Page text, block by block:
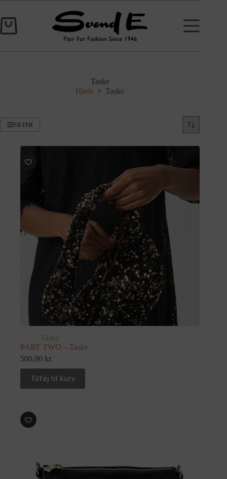
Taske
Hjem
Taske
FILTER
Taske
PART TWO – Taske
500,00 kr.
Tilføj til kurv